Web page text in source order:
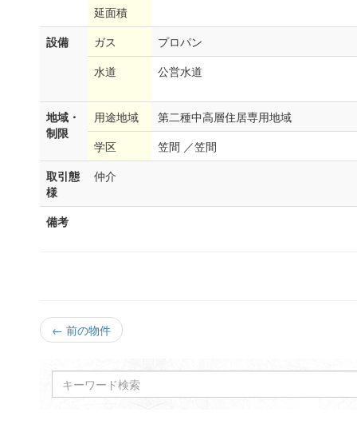
延面積
設備
ガス
プロパン
水道
公営水道
地域・
制限
用途地域
第二種中高層住居専用地域
学区
笠間 ／笠間
取引態
様
仲介
備考
← 前の物件